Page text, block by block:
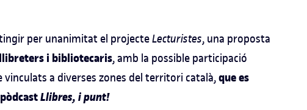
per unanimitat el projecteLecturistes, una proposta
i bibliotecaris, amb la possible participació
a diverses zones del territori català,que es
Llibres, i punt!